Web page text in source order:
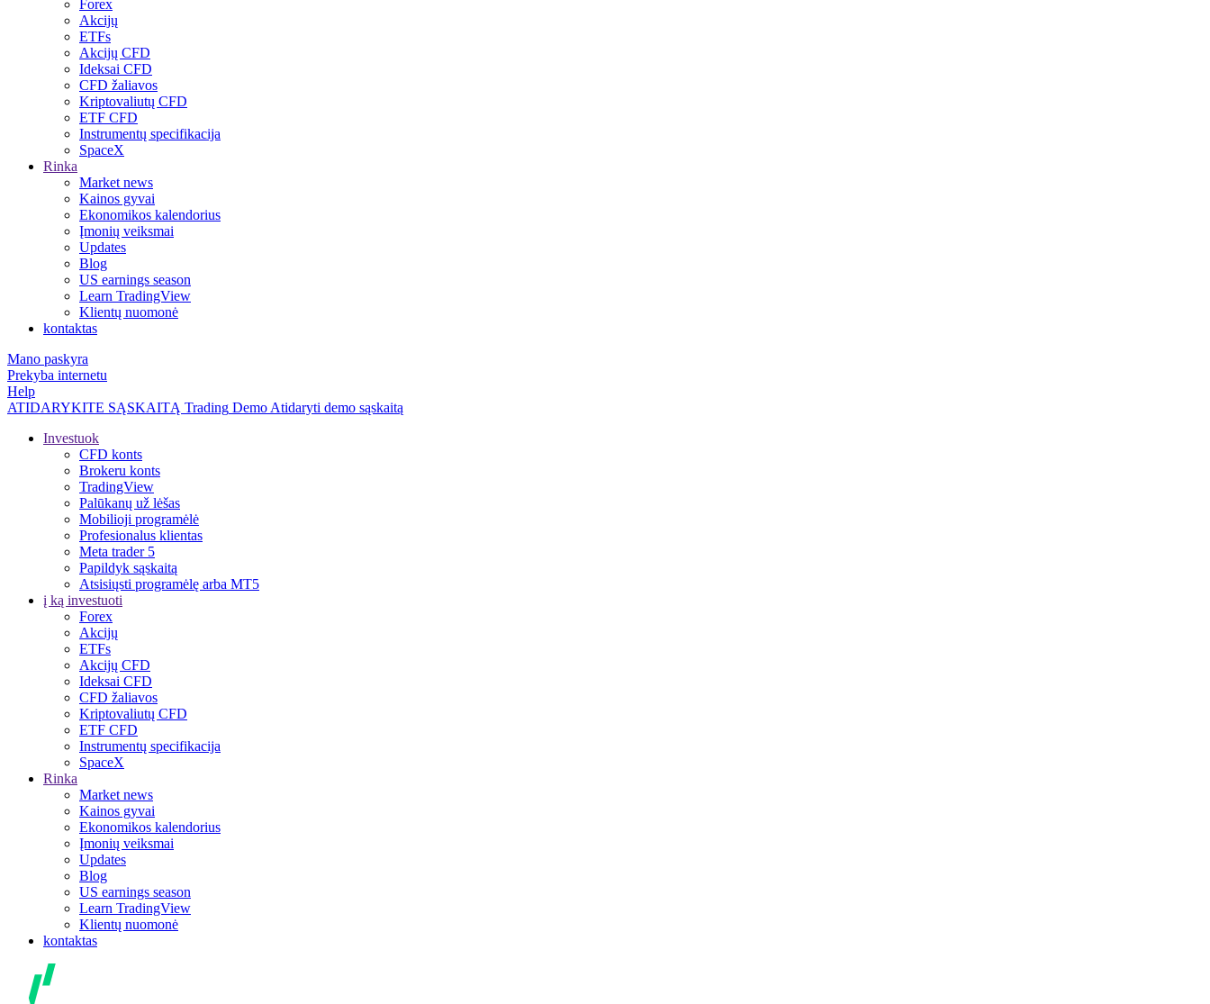
Forex
Akcijų
ETFs
Akcijų CFD
Ideksai CFD
CFD žaliavos
Kriptovaliutų CFD
ETF CFD
Instrumentų specifikacija
SpaceX
Rinka
Market news
Kainos gyvai
Ekonomikos kalendorius
Įmonių veiksmai
Updates
Blog
US earnings season
Learn TradingView
Klientų nuomonė
kontaktas
Mano paskyra
Prekyba internetu
Help
ATIDARYKITE SĄSKAITĄ Trading Demo Atidaryti demo sąskaitą
Investuok
CFD konts
Brokeru konts
TradingView
Palūkanų už lėšas
Mobilioji programėlė
Profesionalus klientas
Meta trader 5
Papildyk sąskaitą
Atsisiųsti programėlę arba MT5
į ką investuoti
Forex
Akcijų
ETFs
Akcijų CFD
Ideksai CFD
CFD žaliavos
Kriptovaliutų CFD
ETF CFD
Instrumentų specifikacija
SpaceX
Rinka
Market news
Kainos gyvai
Ekonomikos kalendorius
Įmonių veiksmai
Updates
Blog
US earnings season
Learn TradingView
Klientų nuomonė
kontaktas